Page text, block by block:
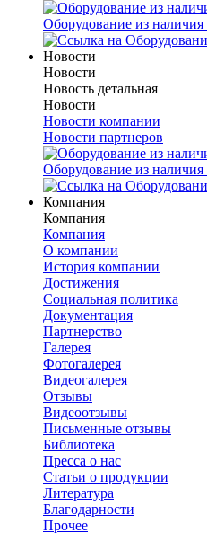
Оборудование из
Новости
Новости
Новость детальная
Новости
Новости компании
Новости партнеров
Оборудование из
Компания
Компания
Компания
О компании
История компании
Достижения
Социальная политика
Документация
Партнерство
Галерея
Фотогалерея
Видеогалерея
Отзывы
Видеоотзывы
Письменные отзывы
Библиотека
Пресса о нас
Статьи о продукции
Литература
Благодарности
Прочее